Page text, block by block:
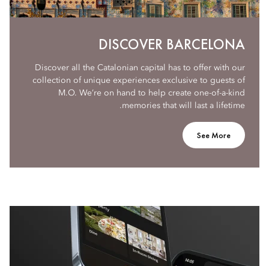
DISCOVER BARCELONA
Discover all the Catalonian capital has to offer with our
collection of unique experiences exclusive to guests of
M.O. We’re on hand to help create one-of-a-kind
memories that will last a lifetime.
See More